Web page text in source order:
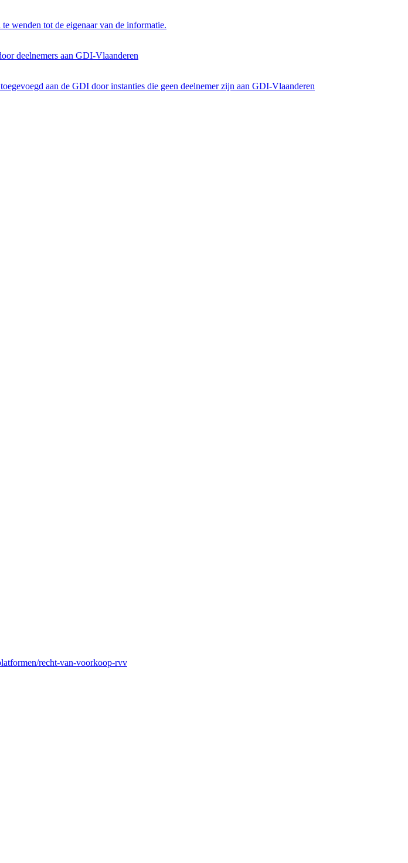
wenden tot de eigenaar van de informatie.
deelnemers aan GDI-Vlaanderen
aan de GDI door instanties die geen deelnemer zijn aan GDI-Vlaanderen
recht-van-voorkoop-rvv